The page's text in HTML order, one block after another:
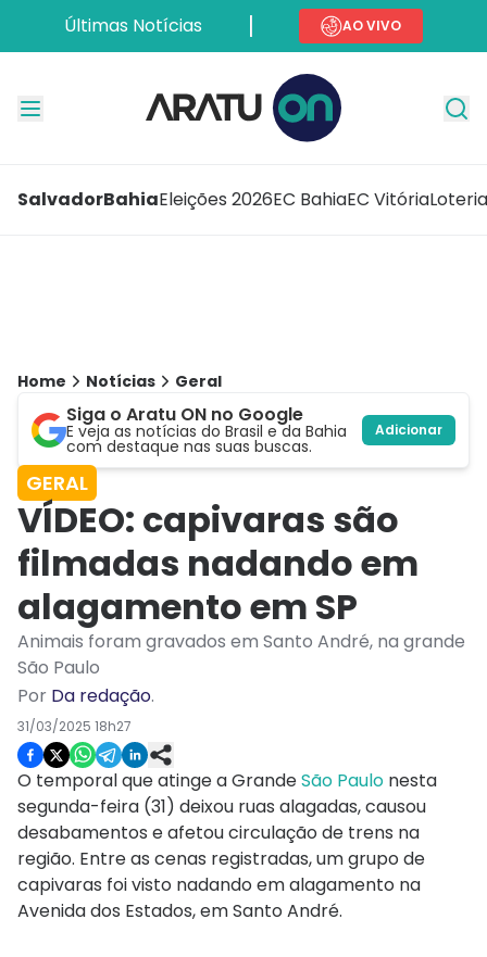
Últimas Notícias AO VIVO
SalvadorBahiaEleições 2026EC BahiaEC Vitória
Home Notícias Geral
Siga o Aratu ON no Google
E veja as notícias do Brasil e da Bahia
com destaque nas suas buscas.
Adicionar
GERAL
VÍDEO: capivaras são
filmadas nadando em
alagamento em SP
Animais foram gravados em Santo André, na grande
São Paulo
Por Da redação.
31/03/2025 18h27
O temporal que atinge a GrandeSão Paulo nesta
segunda-feira (31) deixou ruas alagadas, causou
desabamentos e afetou circulação de trens na
região. Entre as cenas registradas, um grupo de
capivaras foi visto nadando em alagamento na
Avenida dos Estados, em Santo André.